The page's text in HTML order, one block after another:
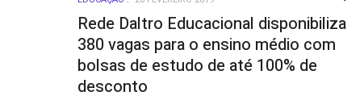
Rede Daltro Educacional disponibiliza
380 vagas para o ensino médio com
bolsas de estudo de até 100% de
desconto